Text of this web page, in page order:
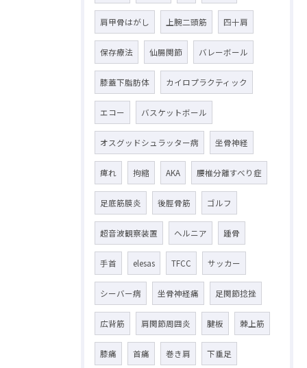
肩甲骨はがし 上腕二頭筋 四十肩
保存療法 仙腸関節 バレーボール
膝蓋下脂肪体 カイロプラクティック
エコー バスケットボール
オスグッドシュラッター病 坐骨神経
痺れ 拘縮 AKA 腰椎分離すべり症
足底筋膜炎 後脛骨筋 ゴルフ
超音波観察装置 ヘルニア 踵骨
手首 elesas TFCC サッカー
シーバー病 坐骨神経痛 足関節捻挫
広背筋 肩関節周囲炎 腱板 棘上筋
膝痛 首痛 巻き肩 下垂足